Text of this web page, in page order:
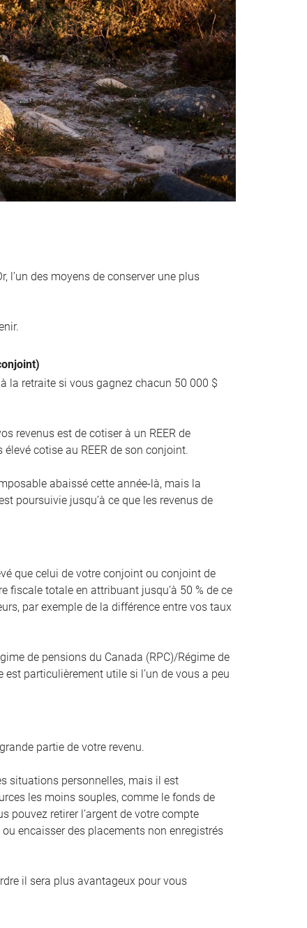
l’un des moyens de conserver une plus
la retraite si vous gagnez chacun 50 000 $
revenus est de cotiser à un REER de
cotise au REER de son conjoint.
abaissé cette année-là, mais la
poursuivie jusqu’à ce que les revenus de
que celui de votre conjoint ou conjoint de
fiscale totale en attribuant jusqu’à 50 % de ce
par exemple de la différence entre vos taux
de pensions du Canada (RPC)/Régime de
particulièrement utile si l’un de vous a peu
partie de votre revenu.
situations personnelles, mais il est
les moins souples, comme le fonds de
pouvez retirer l’argent de votre compte
encaisser des placements non enregistrés
il sera plus avantageux pour vous